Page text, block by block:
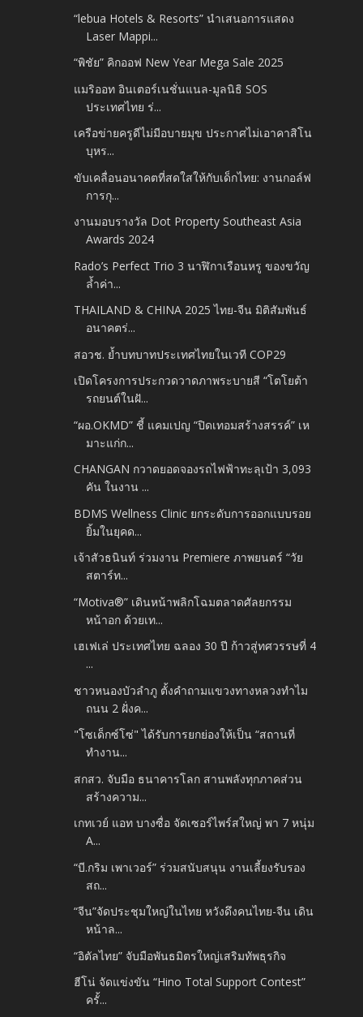
“lebua Hotels & Resorts” นำเสนอการแสดง
Laser Mappi...
“พิชัย” คิกออฟ New Year Mega Sale 2025
แมริออท อินเตอร์เนชั่นแนล-มูลนิธิ SOS
ประเทศไทย ร่...
เครือข่ายครูดีไม่มีอบายมุข ประกาศไม่เอาคาสิโน
บุหร...
ขับเคลื่อนอนาคตที่สดใสให้กับเด็กไทย: งานกอล์ฟ
การกุ...
งานมอบรางวัล Dot Property Southeast Asia
Awards 2024
Rado’s Perfect Trio 3 นาฬิกาเรือนหรู ของขวัญ
ล้ำค่า...
THAILAND & CHINA 2025 ไทย-จีน มิติสัมพันธ์
อนาคตร่...
สอวช. ย้ำบทบาทประเทศไทยในเวที COP29
เปิดโครงการประกวดวาดภาพระบายสี “โตโยต้า
รถยนต์ในฝั...
“ผอ.OKMD” ชี้ แคมเปญ “ปิดเทอมสร้างสรรค์” เห
มาะแก่ก...
CHANGAN กวาดยอดจองรถไฟฟ้าทะลุเป้า 3,093
คัน ในงาน ...
BDMS Wellness Clinic ยกระดับการออกแบบรอย
ยิ้มในยุคด...
เจ้าสัวธนินท์ ร่วมงาน Premiere ภาพยนตร์ “วัย
สตาร์ท...
“Motiva®” เดินหน้าพลิกโฉมตลาดศัลยกรรม
หน้าอก ด้วยเท...
เฮเฟเล่ ประเทศไทย ฉลอง 30 ปี ก้าวสู่ทศวรรษที่ 4
...
ชาวหนองบัวลำภู ตั้งคำถามแขวงทางหลวงทำไม
ถนน 2 ฝั่งค...
"โซเด็กซ์โซ่" ได้รับการยกย่องให้เป็น “สถานที่
ทำงาน...
สกสว. จับมือ ธนาคารโลก สานพลังทุกภาคส่วน
สร้างความ...
เกทเวย์ แอท บางซื่อ จัดเซอร์ไพร์สใหญ่ พา 7 หนุ่ม
A...
“บี.กริม เพาเวอร์” ร่วมสนับสนุน งานเลี้ยงรับรอง
สถ...
“จีน”จัดประชุมใหญ่ในไทย หวังดึงคนไทย-จีน เดิน
หน้าล...
“อิตัลไทย” จับมือพันธมิตรใหญ่เสริมทัพธุรกิจ
ฮีโน่ จัดแข่งขัน “Hino Total Support Contest”
ครั้...